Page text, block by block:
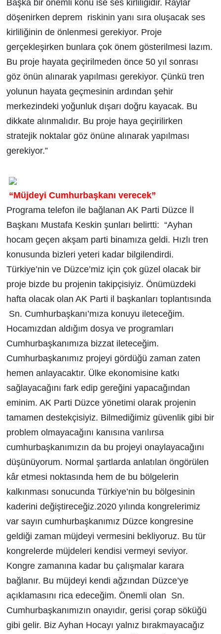
Başka bir önemli konu ise ses kirliliğidir. Raylar
döşenirken deprem riskinin yanı sıra oluşacak ses
kirliliğinin de önlenmesi gerekiyor. Proje
gerçekleşirken bunlara çok önem gösterilmesi lazım.
Bu proje hayata geçirilmeden önce 50 yıl sonrası
göz önün alınarak yapılması gerekiyor. Çünkü tren
yolunun hayata geçmesinin ardından şehir
merkezindeki yoğunluk dışarı doğru kayacak. Bu
dikkate alınmalıdır. Bu proje haya geçirilirken
stratejik noktalar göz önüne alınarak yapılması
gerekiyor.”
“Müjdeyi Cumhurbaşkanı verecek”
Programa telefon ile bağlanan AK Parti Düzce İl
Başkanı Mustafa Keskin şunları belirtti: “Ayhan
hocam geçen akşam parti binamıza geldi. Hızlı tren
konusunda bizleri yeteri kadar bilgilendirdi.
Türkiye’nin ve Düzce’miz için çok güzel olacak bir
proje bizde bu projenin takipçisiyiz. Önümüzdeki
hafta olacak olan AK Parti il başkanları toplantısında
Sn. Cumhurbaşkanı’mıza konuyu ileteceğim.
Hocamızdan aldığım dosya ve programları
Cumhurbaşkanımıza bizzat ileteceğim.
Cumhurbaşkanımız projeyi gördüğü zaman zaten
hemen anlayacaktır. Ülke ekonomisine katkı
sağlayacağını fark edip gereğini yapacağından
eminim. AK Parti Düzce yönetimi olarak projenin
tamamen destekçisiyiz. Bilmediğimiz güvenlik gibi bir
problem olmayacağını kanısına varılırsa
cumhurbaşkanımızın da bu projeyi onaylayacağını
düşünüyorum. Normal şartlarda anlatılan öngörülen
kâr etmesi noktasında hem de bu bölgelerin
kalkınması sonucunda Türkiye’nin bu bölgesinin
kaderini değiştireceğiz.2020 yılında kongrelerimiz
var sayın cumhurbaşkanımız Düzce kongresine
geldiği zaman müjdeyi vermesini bekliyoruz. Bu tür
kongrelerde müjdeleri kendisi vermeyi seviyor.
Kongre zamanına kadar bu çalışmalar karara
bağlanır. Bu müjdeyi kendi ağzından Düzce’ye
açıklamasını rica edeceğim. Önemli olan Sn.
Cumhurbaşkanımızın onayıdır, gerisi çorap söküğü
gibi gelir. Biz Ayhan Hocayı yalnız bırakmayacağız